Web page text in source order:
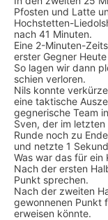
Pfosten und Latte
Hochstetten-
nach 41 Minuten.
Eine 2-Minuten-
erster Gegner
So lagen wir dann
schien verloren.
Nils konnte
eine taktische
gegnerische Team
Sven, der im
Runde noch zu
und netzte 1
Was war das für ein
Nach der ersten
Punkt sprechen.
Nach der zweiten
gewonnenen Punkt
erweisen könnte.